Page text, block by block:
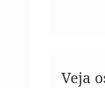
Veja